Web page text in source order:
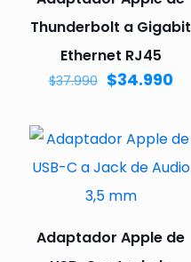
Thunderbolt a Gigabit
Ethernet RJ45
$37.990 $34.990
Adaptador Apple de